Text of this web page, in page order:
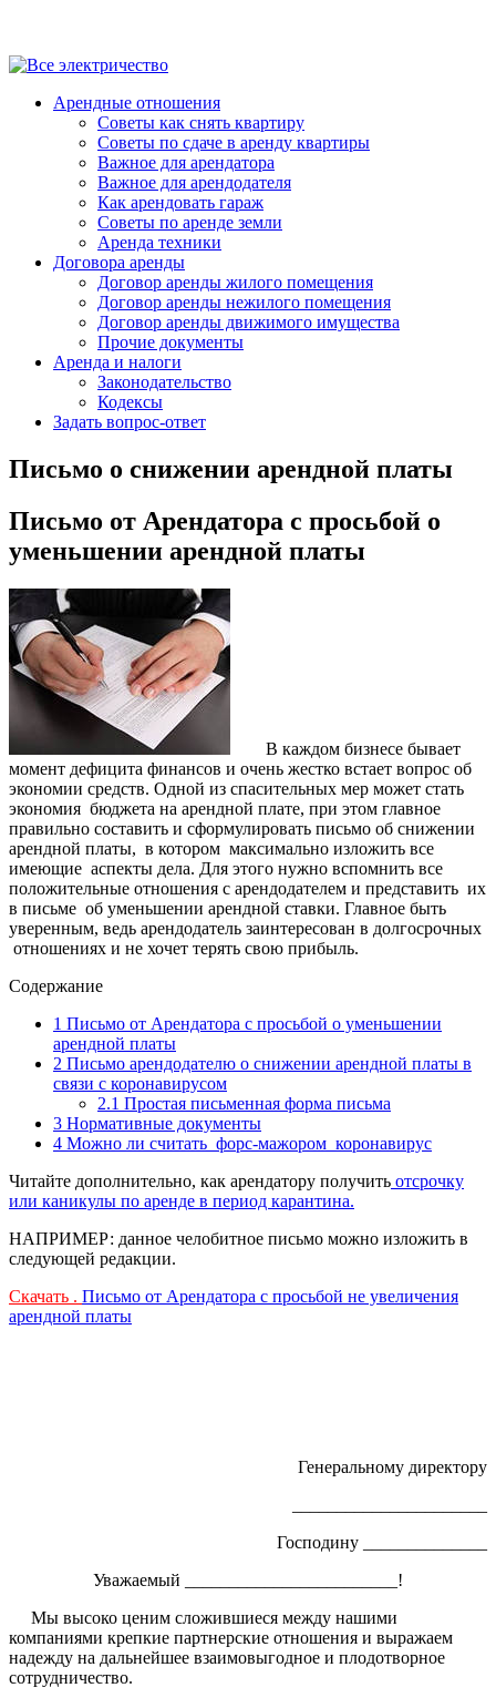
Арендные отношения
Советы как снять квартиру
Советы по сдаче в аренду квартиры
Важное для арендатора
Важное для арендодателя
Как арендовать гараж
Советы по аренде земли
Аренда техники
Договора аренды
Договор аренды жилого помещения
Договор аренды нежилого помещения
Договор аренды движимого имущества
Прочие документы
Аренда и налоги
Законодательство
Кодексы
Задать вопрос-ответ
Письмо о снижении арендной платы
Письмо от Арендатора с просьбой о
уменьшении арендной платы
В каждом бизнесе бывает
момент дефицита финансов и очень жестко встает вопрос об
экономии средств. Одной из спасительных мер может стать
экономия бюджета на арендной плате, при этом главное
правильно составить и сформулировать письмо об снижении
арендной платы, в котором максимально изложить все
имеющие аспекты дела. Для этого нужно вспомнить все
положительные отношения с арендодателем и представить их
в письме об уменьшении арендной ставки. Главное быть
уверенным, ведь арендодатель заинтересован в долгосрочных
отношениях и не хочет терять свою прибыль.
Содержание
1 Письмо от Арендатора с просьбой о уменьшении
арендной платы
2 Письмо арендодателю о снижении арендной платы в
связи с коронавирусом
2.1 Простая письменная форма письма
3 Нормативные документы
4 Можно ли считать форс-мажором коронавирус
Читайте дополнительно, как арендатору получить отсрочку
или каникулы по аренде в период карантина.
НАПРИМЕР: данное челобитное письмо можно изложить в
следующей редакции.
Скачать . Письмо от Арендатора с просьбой не увеличения
арендной платы
Генеральному директору
Господину ______________
Уважаемый ________________________!
Мы высоко ценим сложившиеся между нашими
компаниями крепкие партнерские отношения и выражаем
надежду на дальнейшее взаимовыгодное и плодотворное
сотрудничество.